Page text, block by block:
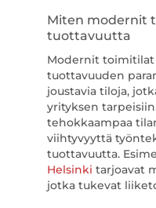
Miten modernit
tuottavuutta
Modernit
tuottavuuden
joustavia tiloja,
yrityksen
tehokkaampaa
viihtyvyyttä
tuottavuutta.
Helsinki tarjoavat
jotka tukevat